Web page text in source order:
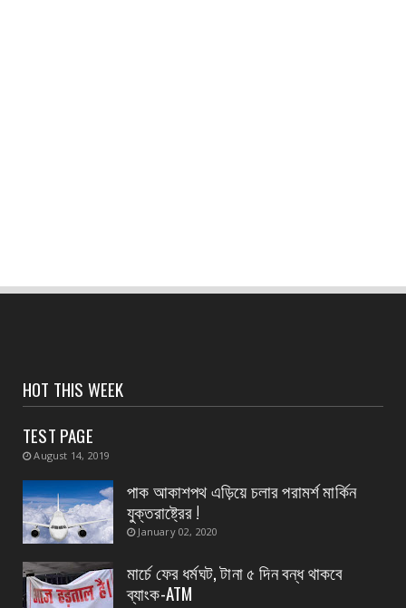
হলদিয়া পুরসভার ওয়ার্ড পুনর্বিন্যাসের পরামর্শ মুখ্যমন্ত্রীর,
সংবাদপত্রের ধার্যকৃত সোনা ও রূপার গহনা দর:
August 07, 2026
August 07, 2026
CONTACT
নৈপুর গ্রাম পঞ্চায়েতে বিজেপির নতুন বোর্ড গঠন, প্রধান
পদে মদ...
August 07, 2026
HOT THIS WEEK
TEST PAGE
August 14, 2019
পাক আকাশপথ এড়িয়ে চলার পরামর্শ মার্কিন
যুক্তরাষ্ট্রের !
January 02, 2020
মার্চে ফের ধর্মঘট, টানা ৫ দিন বন্ধ থাকবে
ব্যাংক-ATM